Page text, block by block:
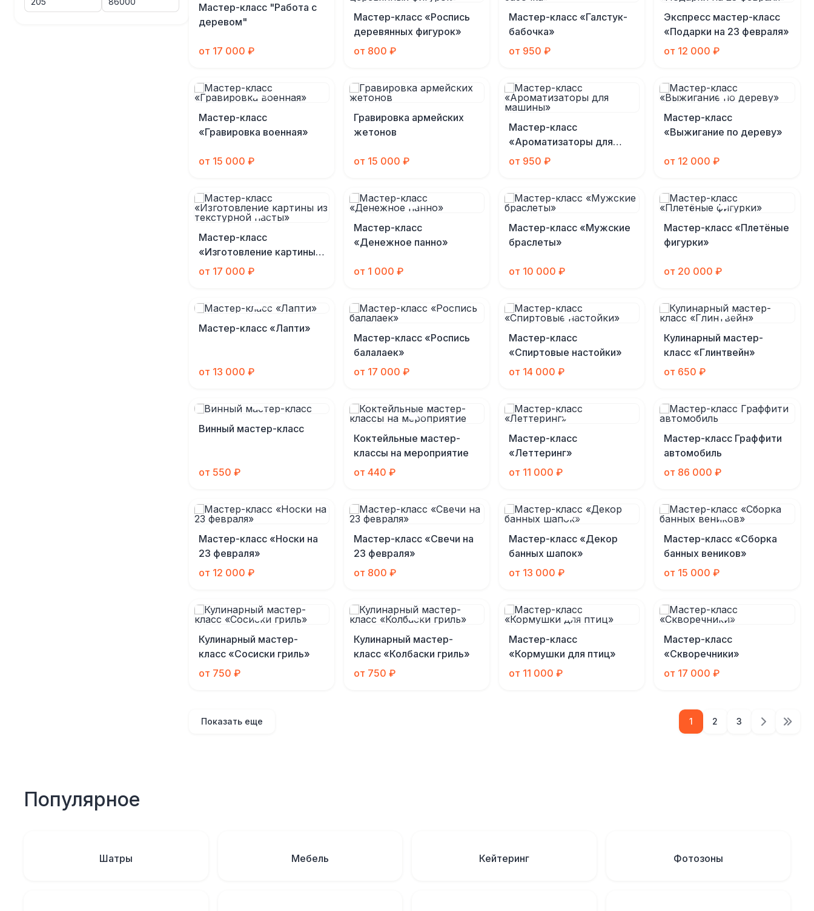
Мастер-класс "Работа с
деревом"
от 17 000 ₽
Мастер-класс «Роспись
деревянных фигурок»
от 800 ₽
Мастер-класс «Галстук-
бабочка»
от 950 ₽
Экспресс мастер-класс
«Подарки на 23 февраля»
от 12 000 ₽
Мастер-класс
«Гравировка военная»
от 15 000 ₽
Гравировка армейских
жетонов
от 15 000 ₽
Мастер-класс
«Ароматизаторы для
машины»
от 950 ₽
Мастер-класс
«Выжигание по дереву»
от 12 000 ₽
Мастер-класс
«Изготовление картины
из текстурной пасты»
от 17 000 ₽
Мастер-класс
«Денежное панно»
от 1 000 ₽
Мастер-класс «Мужские
браслеты»
от 10 000 ₽
Мастер-класс «Плетёные
фигурки»
от 20 000 ₽
Мастер-класс «Лапти»
от 13 000 ₽
Мастер-класс «Роспись
балалаек»
от 17 000 ₽
Мастер-класс
«Спиртовые настойки»
от 14 000 ₽
Кулинарный мастер-
класс «Глинтвейн»
от 650 ₽
Винный мастер-класс
от 550 ₽
Коктейльные мастер-
классы на мероприятие
от 440 ₽
Мастер-класс
«Леттеринг»
от 11 000 ₽
Мастер-класс Граффити
автомобиль
от 86 000 ₽
Мастер-класс «Носки на
23 февраля»
от 12 000 ₽
Мастер-класс «Свечи на
23 февраля»
от 800 ₽
Мастер-класс «Декор
банных шапок»
от 13 000 ₽
Мастер-класс «Сборка
банных веников»
от 15 000 ₽
Кулинарный мастер-
класс «Сосиски гриль»
от 750 ₽
Кулинарный мастер-
класс «Колбаски гриль»
от 750 ₽
Мастер-класс
«Кормушки для птиц»
от 11 000 ₽
Мастер-класс
«Скворечники»
от 17 000 ₽
Показать еще 1 2 3
Популярное
Шатры Мебель Кейтеринг Фотозоны